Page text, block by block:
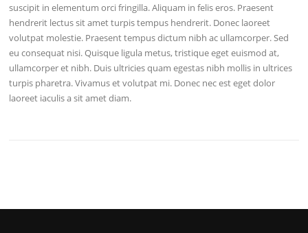
suscipit in elementum orci fringilla. Aliquam in felis eros. Praesent
hendrerit lectus sit amet turpis tempus hendrerit. Donec laoreet
volutpat molestie. Praesent tempus dictum nibh ac ullamcorper. Sed
eu consequat nisi. Quisque ligula metus, tristique eget euismod at,
ullamcorper et nibh. Duis ultricies quam egestas nibh mollis in ultrices
turpis pharetra. Vivamus et volutpat mi. Donec nec est eget dolor
laoreet iaculis a sit amet diam.